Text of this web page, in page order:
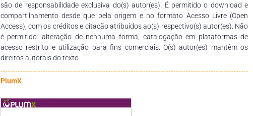
são de responsabilidade exclusiva do(s) autor(es). É permitido o download e
compartilhamento desde que pela origem e no formato Acesso Livre (Open
Access), com os créditos e citação atribuídos ao(s) respectivo(s) autor(es). Não
é permitido: alteração de nenhuma forma, catalogação em plataformas de
acesso restrito e utilização para fins comerciais. O(s) autor(es) mantêm os
direitos autorais do texto.
PlumX